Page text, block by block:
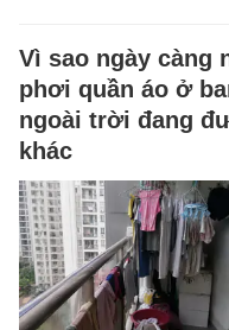
Vì sao ngày càng
phơi quần áo ở
ngoài trời đang
khác